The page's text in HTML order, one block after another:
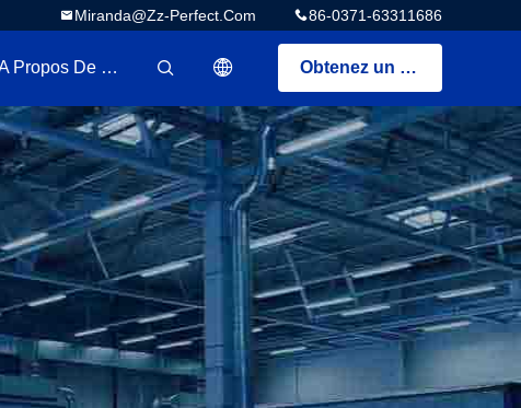
86-0371-63311686
Miranda@zz-Perfect.com
Obtenez un devis
描述
A Propos De Nous